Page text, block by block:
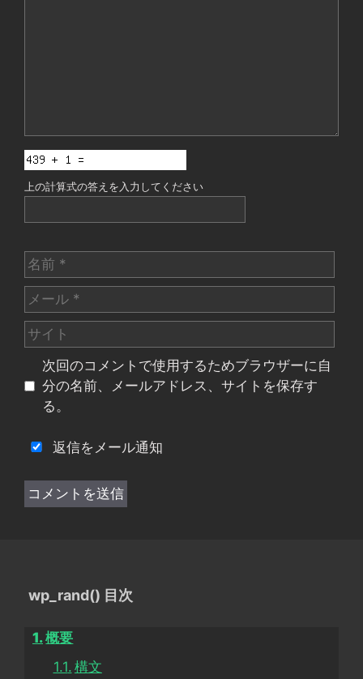
上の計算式の答えを入力してください
名
前
メ
ー
ル
サ
イ
次回のコメントで使用するためブラウザーに自
分の名前、メールアドレス、サイトを保存す
る。
返信をメール通知
wp_rand() 目次
概要
構文